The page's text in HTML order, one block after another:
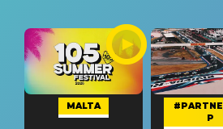
MALTA
P